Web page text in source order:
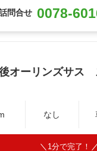
問合せ 0078-
オーリンズサス
なし
1分で完了！